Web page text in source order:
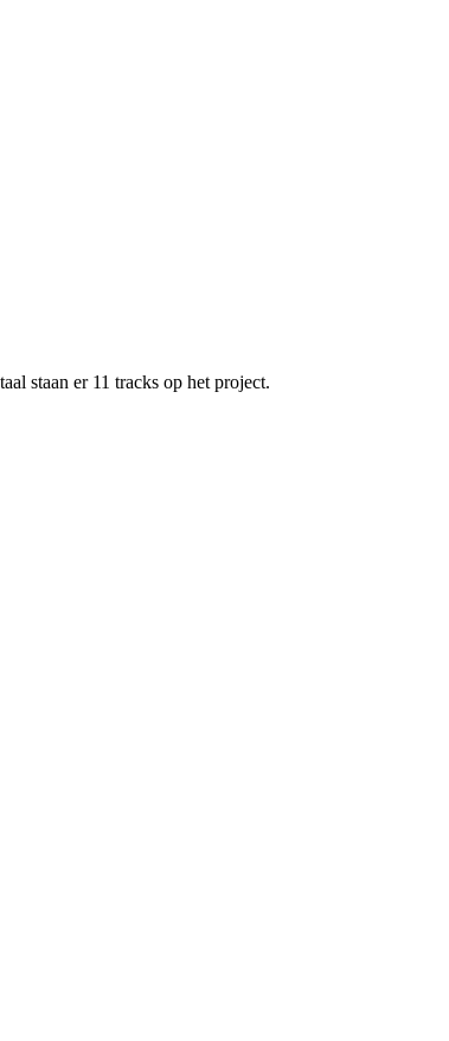
staan er 11 tracks op het project.